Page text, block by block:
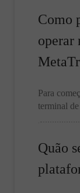
Como
operar
Para
terminal
Quão